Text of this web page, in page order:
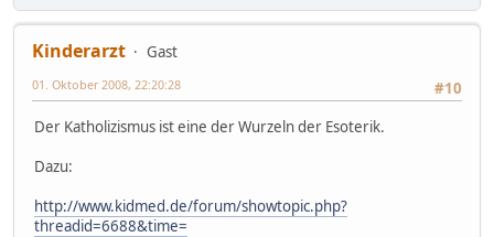
Kinderarzt
Gast
#10
01. Oktober 2008, 22:20:28
Der Katholizismus ist eine der Wurzeln der Esoterik.
Dazu:
http://www.kidmed.de/forum/showtopic.php?
threadid=6688&time=